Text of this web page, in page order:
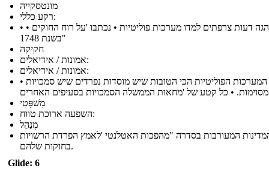
מונטסקייה
רקע כללי:
• • סופר והגה דעות צרפתים למדו מערכות פוליטיות • נכתבו 'על רוח החוקים
"בשנת 1748
חקיקה
אמונות / אידיאלים:
אמונות / אידיאלים:
• המערכות הפוליטיות הכי הטובות שיש מוסדות נפרדים שיש סמכויות
מִשׁפָּטִי
השפעה ארוכת טווח:
מְנַהֵל
המעורבות בסדרה "מהפכות האטלנטי 'לאמץ הפרדת הרשויות
בחוקות שלהם.
Glide: 6